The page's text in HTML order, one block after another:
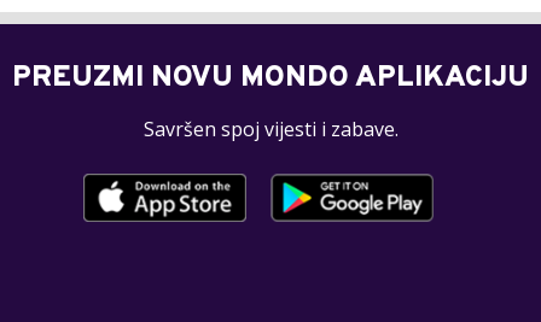
PREUZMI NOVU MONDO APLIKACIJU
Savršen spoj vijesti i zabave.